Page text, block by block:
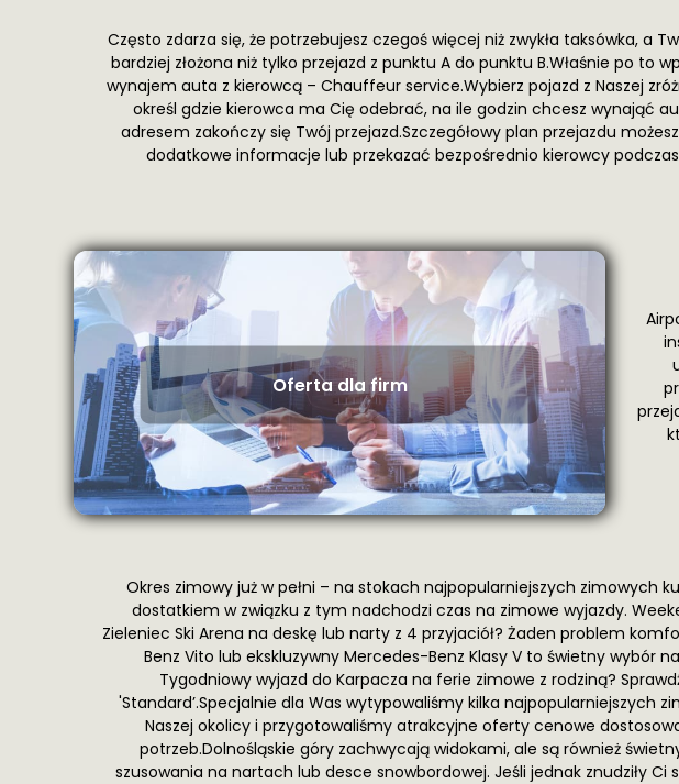
Często zdarza się, że potrzebujesz czegoś więcej niż zwykła taksówka, a
bardziej złożona niż tylko przejazd z punktu A do punktu B.Właśnie po to
wynajem auta z kierowcą – Chauffeur service.Wybierz pojazd z Naszej
określ gdzie kierowca ma Cię odebrać, na ile godzin chcesz wynająć
adresem zakończy się Twój przejazd.Szczegółowy plan przejazdu
dodatkowe informacje lub przekazać bezpośrednio kierowcy podczas
Oferta dla firm
Okres zimowy już w pełni – na stokach najpopularniejszych zimowych
dostatkiem w związku z tym nadchodzi czas na zimowe wyjazdy.
Zieleniec Ski Arena na deskę lub narty z 4 przyjaciół? Żaden problem
Benz Vito lub ekskluzywny Mercedes-Benz Klasy V to świetny wybór
Tygodniowy wyjazd do Karpacza na ferie zimowe z rodziną?
'Standard’.Specjalnie dla Was wytypowaliśmy kilka najpopularniejszych
Naszej okolicy i przygotowaliśmy atrakcyjne oferty cenowe
potrzeb.Dolnośląskie góry zachwycają widokami, ale są również
szusowania na nartach lub desce snowbordowej. Jeśli jednak znudziły Ci